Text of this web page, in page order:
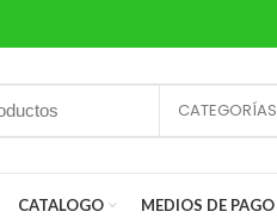
CATEGORÍAS
CATALOGO MEDIOS DE PAGO